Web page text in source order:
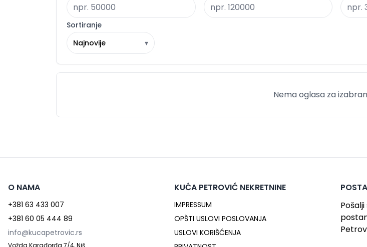
Sortiranje
Najnovije
▾
Nema oglasa za
O NAMA
+381 63 433 007
+381 60 05 444 89
info@kucapetrovic.rs
Vožda Karađorđa 7/4, Niš
KUĆA PETROVIĆ NEKRETNINE
IMPRESSUM
OPŠTI USLOVI POSLOVANJA
USLOVI KORIŠĆENJA